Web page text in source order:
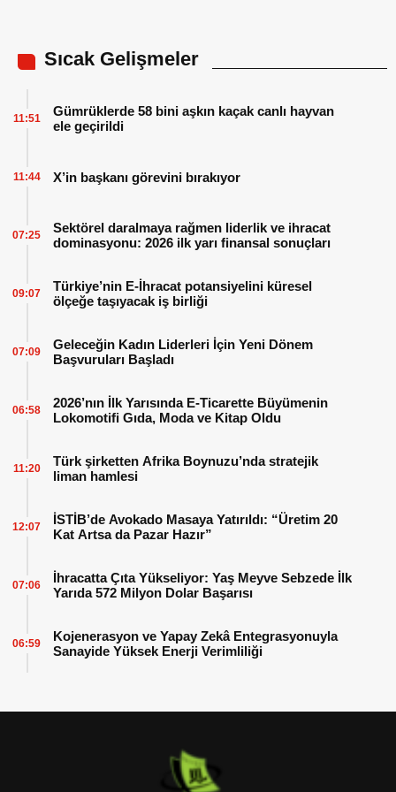
Sıcak Gelişmeler
Gümrüklerde 58 bini aşkın kaçak canlı hayvan
ele geçirildi
11:51
X’in başkanı görevini bırakıyor
11:44
Sektörel daralmaya rağmen liderlik ve ihracat
dominasyonu: 2026 ilk yarı finansal sonuçları
07:25
Türkiye’nin E-İhracat potansiyelini küresel
ölçeğe taşıyacak iş birliği
09:07
Geleceğin Kadın Liderleri İçin Yeni Dönem
Başvuruları Başladı
07:09
2026’nın İlk Yarısında E-Ticarette Büyümenin
Lokomotifi Gıda, Moda ve Kitap Oldu
06:58
Türk şirketten Afrika Boynuzu’nda stratejik
liman hamlesi
11:20
İSTİB’de Avokado Masaya Yatırıldı: “Üretim 20
Kat Artsa da Pazar Hazır”
12:07
İhracatta Çıta Yükseliyor: Yaş Meyve Sebzede İlk
Yarıda 572 Milyon Dolar Başarısı
07:06
Kojenerasyon ve Yapay Zekâ Entegrasyonuyla
Sanayide Yüksek Enerji Verimliliği
06:59